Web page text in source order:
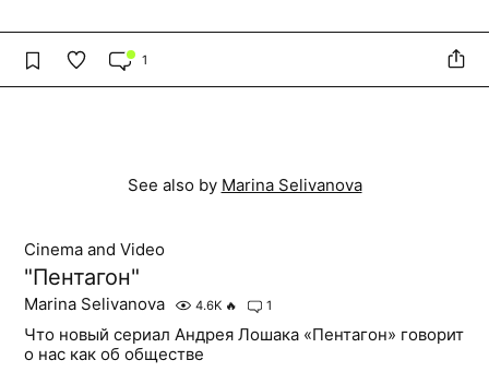
1
See also by Marina Selivanova
Cinema and Video
"Пентагон"
Marina Selivanova 4.6K 🔥 1
Что новый сериал Андрея Лошака «Пентагон» говорит
о нас как об обществе